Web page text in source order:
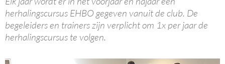
herhalingscursus EHBO gegeven vanuit de club. De
begeleiders en trainers zijn verplicht om 1x per jaar de
herhalingscursus te volgen.